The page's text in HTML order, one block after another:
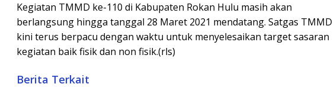
Kegiatan TMMD ke-110 di Kabupaten Rokan Hulu masih akan
berlangsung hingga tanggal 28 Maret 2021 mendatang. Satgas TMMD
kini terus berpacu dengan waktu untuk menyelesaikan target sasaran
kegiatan baik fisik dan non fisik.(rls)
Berita Terkait